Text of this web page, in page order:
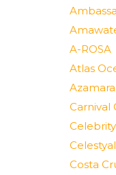
A-ROSA
Atlas
Carnival
Costa